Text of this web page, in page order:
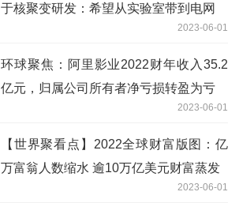
于核聚变研发：希望从实验室带到电网
2023-06-01
环球聚焦：阿里影业2022财年收入35.2
亿元，归属公司所有者净亏损转盈为亏
2023-06-01
【世界聚看点】2022全球财富版图：亿
万富翁人数缩水 逾10万亿美元财富蒸发
2023-06-01